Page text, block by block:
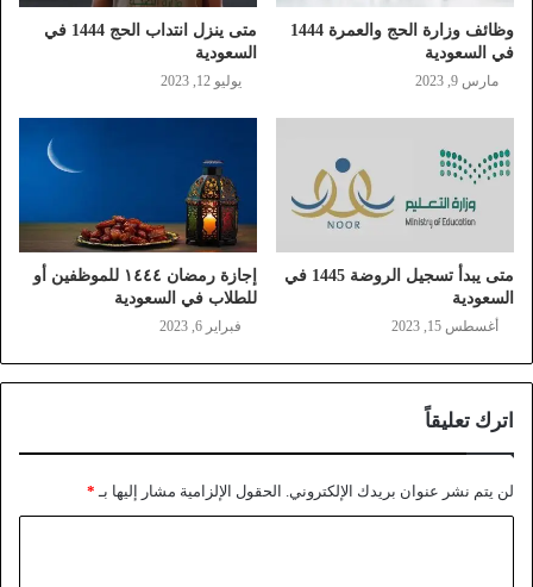
وظائف وزارة الحج والعمرة 1444
في السعودية
مارس 9, 2023
متى ينزل انتداب الحج 1444 في
السعودية
يوليو 12, 2023
متى يبدأ تسجيل الروضة 1445 في
السعودية
أغسطس 15, 2023
إجازة رمضان ١٤٤٤ للموظفين أو
للطلاب في السعودية
فبراير 6, 2023
اترك تعليقاً
لن يتم نشر عنوان بريدك الإلكتروني. الحقول الإلزامية مشار إليها بـ *